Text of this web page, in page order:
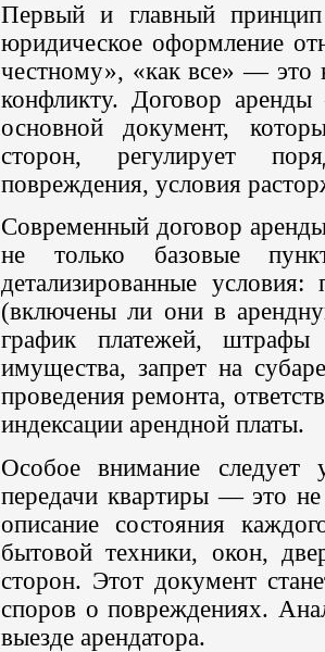
Первый и главный
юридическое оформление
честному», «как все» — это
конфликту. Договор
основной документ,
сторон, регулирует
повреждения, условия
Современный договор
не только базовые
детализированные
(включены ли они в
график платежей, штрафы
имущества, запрет на
проведения ремонта,
индексации арендной платы.
Особое внимание следует
передачи квартиры — это
описание состояния
бытовой техники, окон,
сторон. Этот документ
споров о повреждениях.
выезде арендатора.